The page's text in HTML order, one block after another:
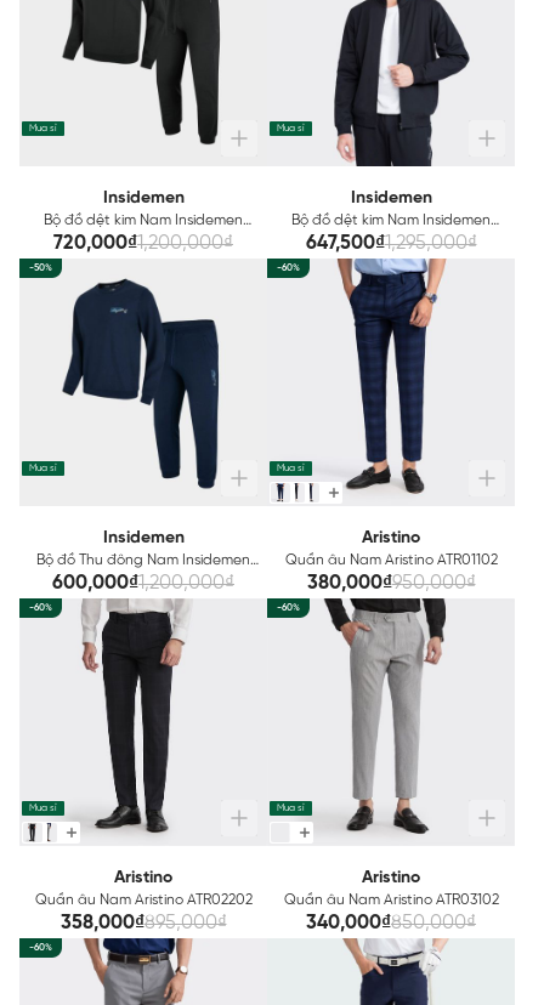
Mua sỉ
Insidemen
Bộ đồ dệt kim Nam Insidemen
ILH009W3
720,000₫1,200,000₫
Mua sỉ
Insidemen
Bộ đồ dệt kim Nam Insidemen
Regular Fit ILH003W3
647,500₫1,295,000₫
-50%
Mua sỉ
Insidemen
Bộ đồ Thu đông Nam Insidemen
Regular Fit ILH001W3
600,000₫1,200,000₫
-60%
Mua sỉ
Aristino
Quần âu Nam Aristino ATR01102
380,000₫950,000₫
-60%
Mua sỉ
Aristino
Quần âu Nam Aristino ATR02202
358,000₫895,000₫
-60%
Mua sỉ
Aristino
Quần âu Nam Aristino ATR03102
340,000₫850,000₫
-60%